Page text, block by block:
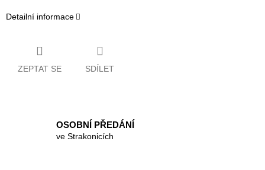
Detailní informace
ZEPTAT SE SDÍLET
OSOBNÍ PŘEDÁNÍ
ve Strakonicích